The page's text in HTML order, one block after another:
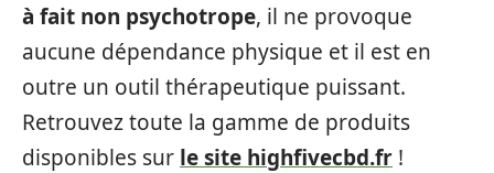
à fait non psychotrope, il ne provoque
aucune dépendance physique et il est en
outre un outil thérapeutique puissant.
Retrouvez toute la gamme de produits
disponibles sur le site highfivecbd.fr !